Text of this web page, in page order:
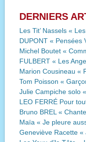
DERNIERS
Les Tit’ Nassels «
DUPONT « Pensées
Michel Boutet «
FULBERT « Les
Marion Cousineau «
Tom Poisson «
Julie Campiche solo
LEO FERRÉ Pour
Bruno BREL «
Maïa « Je pleure
Geneviève Racette